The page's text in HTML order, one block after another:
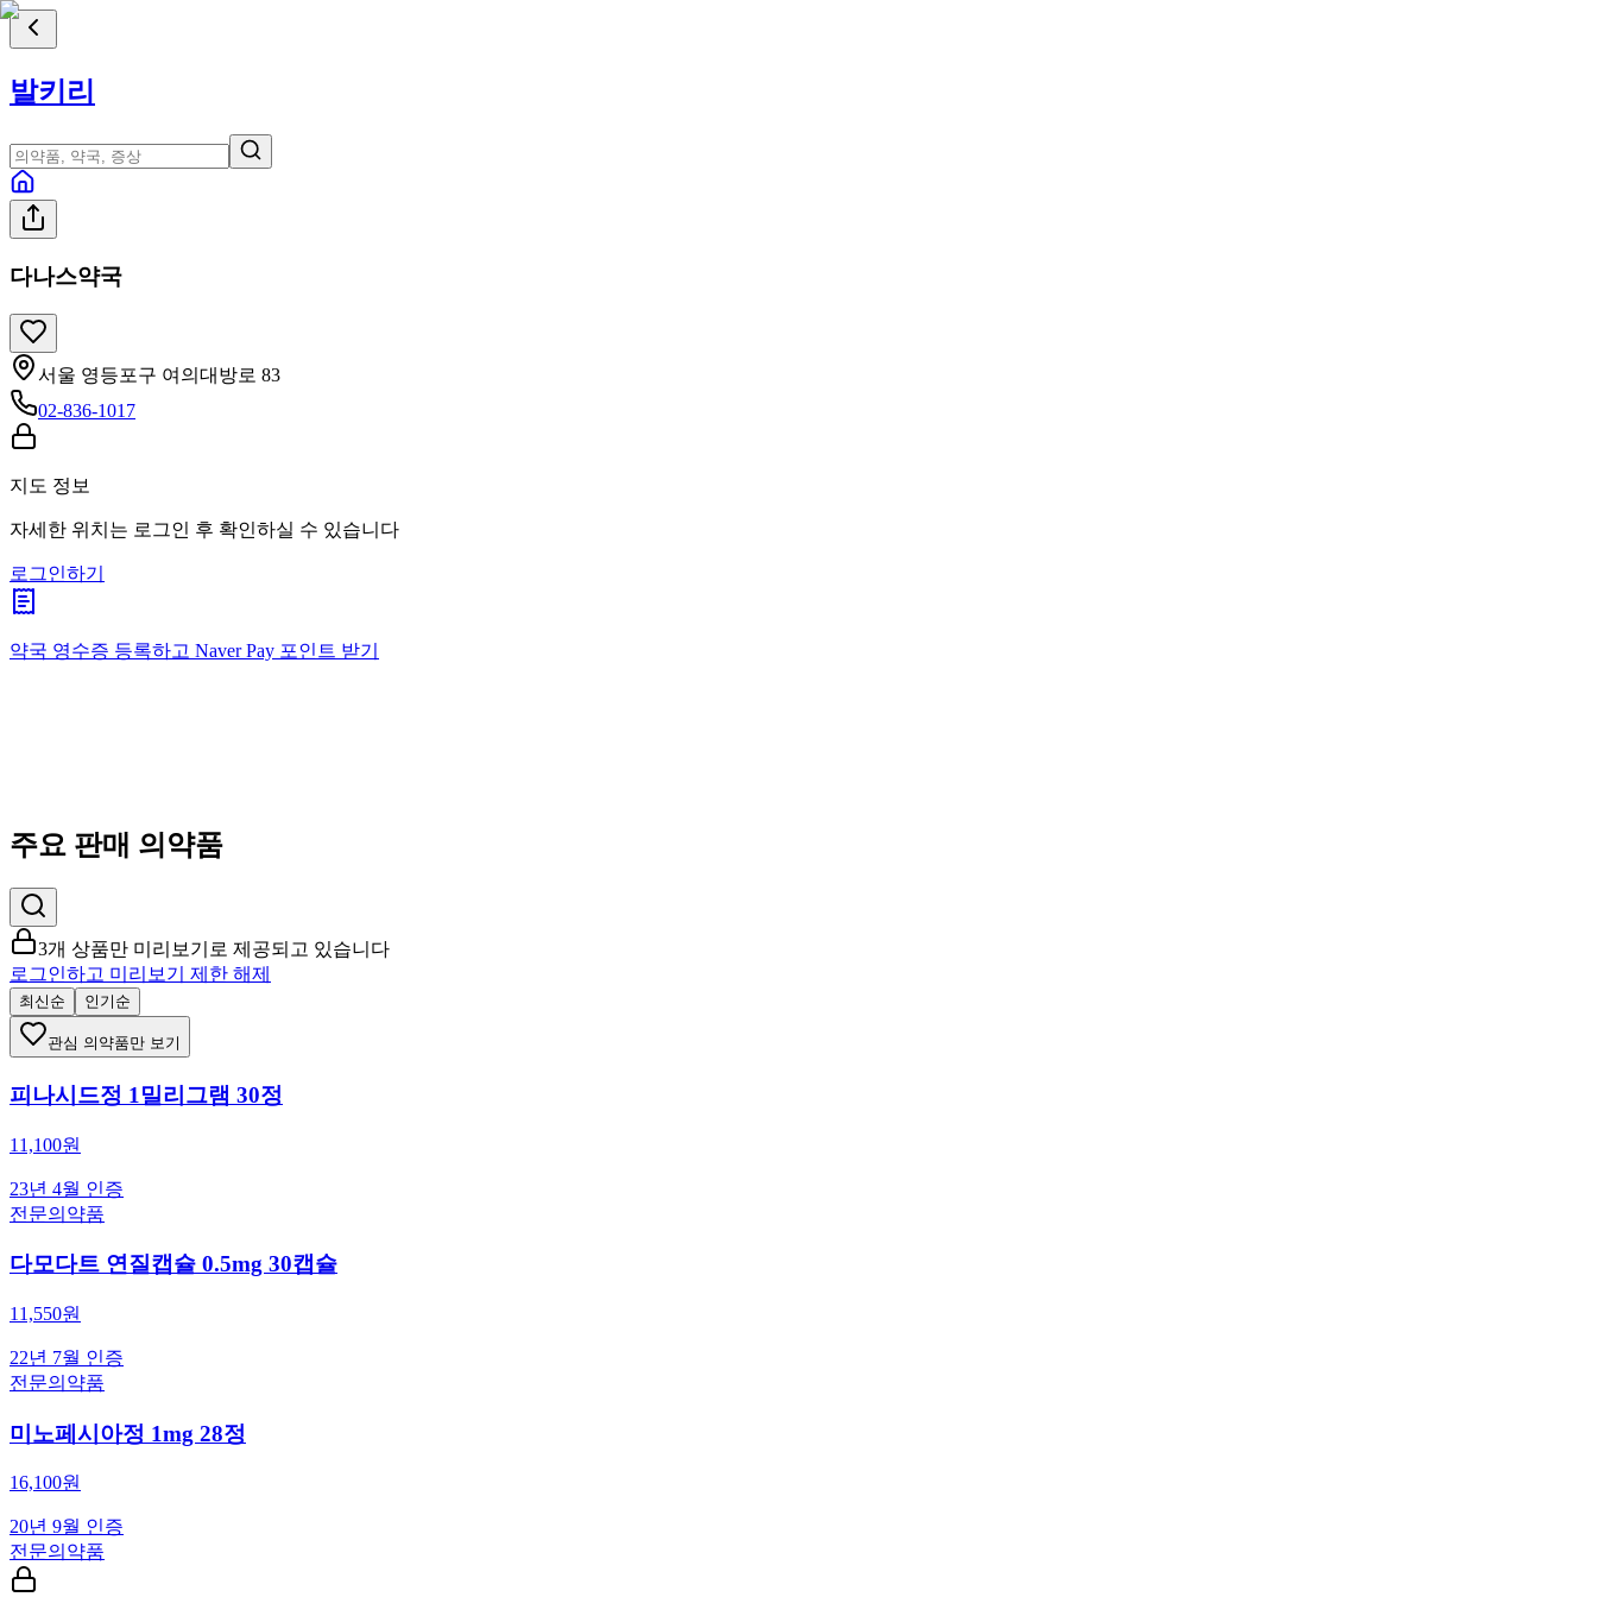
발키리
다나스약국
서울 영등포구 여의대방로 83
02-836-1017
지도 정보
자세한 위치는 로그인 후 확인하실 수 있습니다
로그인하기
약국 영수증 등록하고 Naver Pay 포인트 받기
주요 판매 의약품
3개 상품만 미리보기로 제공되고 있습니다
로그인하고 미리보기 제한 해제
최신순 인기순
관심 의약품만 보기
피나시드정 1밀리그램 30정
11,100원
23년 4월 인증
전문의약품
다모다트 연질캡슐 0.5mg 30캡슐
11,550원
22년 7월 인증
전문의약품
미노페시아정 1mg 28정
16,100원
20년 9월 인증
전문의약품